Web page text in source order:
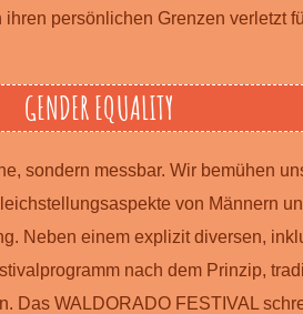
ihren persönlichen Grenzen verletzt
GENDER EQUALITY
sondern messbar. Wir bemühen
von Männern
Neben einem explizit diversen,
nach dem Prinzip,
Das WALDORADO FESTIVAL